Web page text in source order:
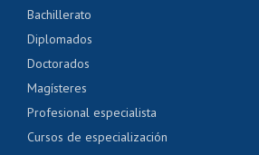
Bachillerato
Diplomados
Doctorados
Magísteres
Profesional especialista
Cursos de especialización